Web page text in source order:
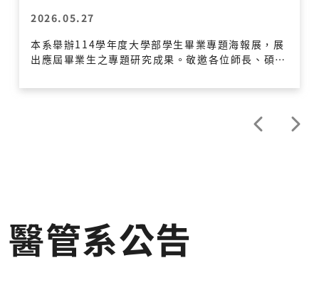
2026.05.27
本系舉辦114學年度大學部學生畢業專題海報展，展
出應屆畢業生之專題研究成果。敬邀各位師長、碩士
秀海報票選。 【海報展示資訊】 展示時間： 2026
活動日程】2026年5月29日(五) 9:30 - 10:00
醫管系公告